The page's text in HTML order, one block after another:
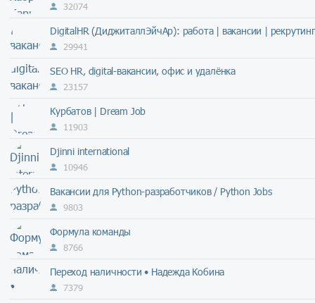
32074
DigitalHR (ДиджиталлЭйчАр): работа | вакансии |
29941
SEO HR, digital-вакансии, офис и удалёнка
23157
Курбатов | Dream Job
11903
Djinni international
10946
Вакансии для Python-разработчиков / Python Jobs
9803
Формула команды
8766
Переход наличности • Надежда Кобина
7379